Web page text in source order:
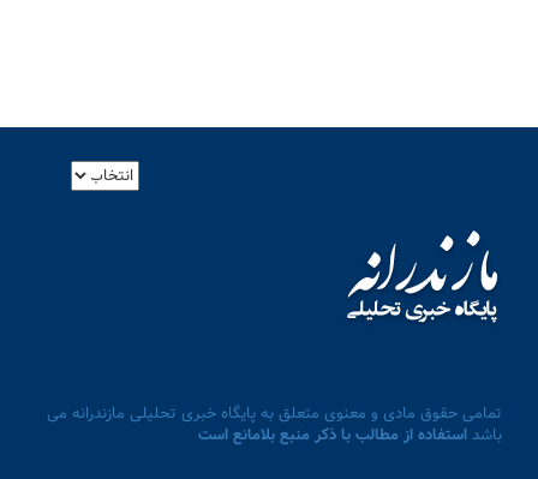
تمامی حقوق مادی و معنوی متعلق به پایگاه خبری تحلیلی مازندرانه می
باشداستفاده از مطالب با ذکر منبع بلامانع است